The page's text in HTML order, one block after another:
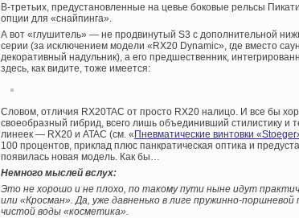
В-третьих, предустановленные на цевье боковые рельсы
опции для «снайпинга».
А вот «глушитель» — не продвинутый S3 с дополнительной
серии (за исключением модели «RX20 Dynamic», где вместо
декоративный надульник), а его предшественник,
здесь, как видите, тоже имеется:
Словом, отличия RX20TAC от просто RX20 налицо. И все бы
своеобразный гибрид, всего лишь объединивший стилистику и
линеек — RX20 и ATAC (см. «Пневматические винтовки
100 процентов, приклад плюс панкратическая оптика и
появилась новая модель. Как бы…
Немного мыслей вслух:
Это не хорошо и не плохо, по такому пути ныне идут
или «Кросман». Да, уже давненько в лиге пружинно-
чистой воды «косметика».